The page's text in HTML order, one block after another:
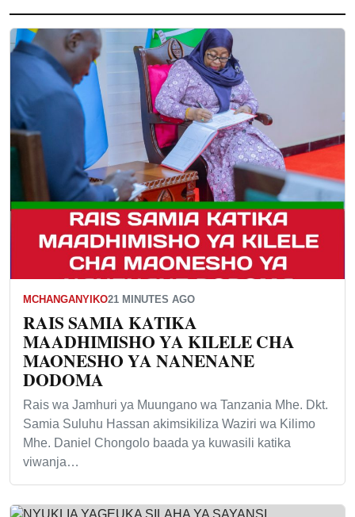
MCHANGANYIKO21 MINUTES AGO
RAIS SAMIA KATIKA
MAADHIMISHO YA KILELE CHA
MAONESHO YA NANENANE
DODOMA
Rais wa Jamhuri ya Muungano wa Tanzania Mhe. Dkt.
Samia Suluhu Hassan akimsikiliza Waziri wa Kilimo
Mhe. Daniel Chongolo baada ya kuwasili katika
viwanja…